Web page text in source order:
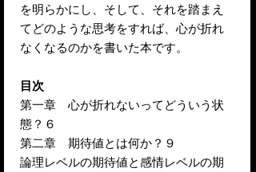
を明らかにし、そして、それを踏まえ
てどのような思考をすれば、心が折れ
なくなるのかを書いた本です。
目次
第一章 心が折れないってどういう状
態？６
第二章 期待値とは何か？９
論理レベルの期待値と感情レベルの期